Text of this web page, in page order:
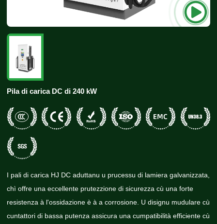
Pila di carica DC di 240 kW
I pali di carica HJ DC aduttanu u prucessu di lamiera galvanizzata,
chì offre una eccellente prutezzione di sicurezza cù una forte
resistenza à l'ossidazione è à a corrosione. U disignu mudulare cù
cuntattori di bassa putenza assicura una cumpatibilità efficiente cù